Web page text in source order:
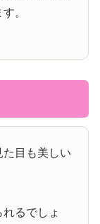
。
た目も美しい
るでしょ